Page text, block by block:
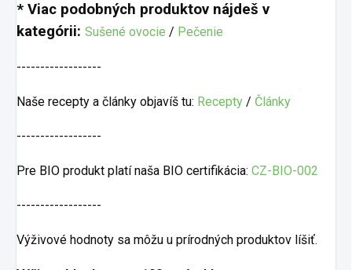
* Viac podobných produktov nájdeš v
kategórii: Sušené ovocie / Pečenie
------------------
Naše recepty a články objavíš tu: Recepty / Články
------------------
Pre BIO produkt platí naša BIO certifikácia: CZ-BIO-002
------------------
Výživové hodnoty sa môžu u prírodných produktov líšiť.